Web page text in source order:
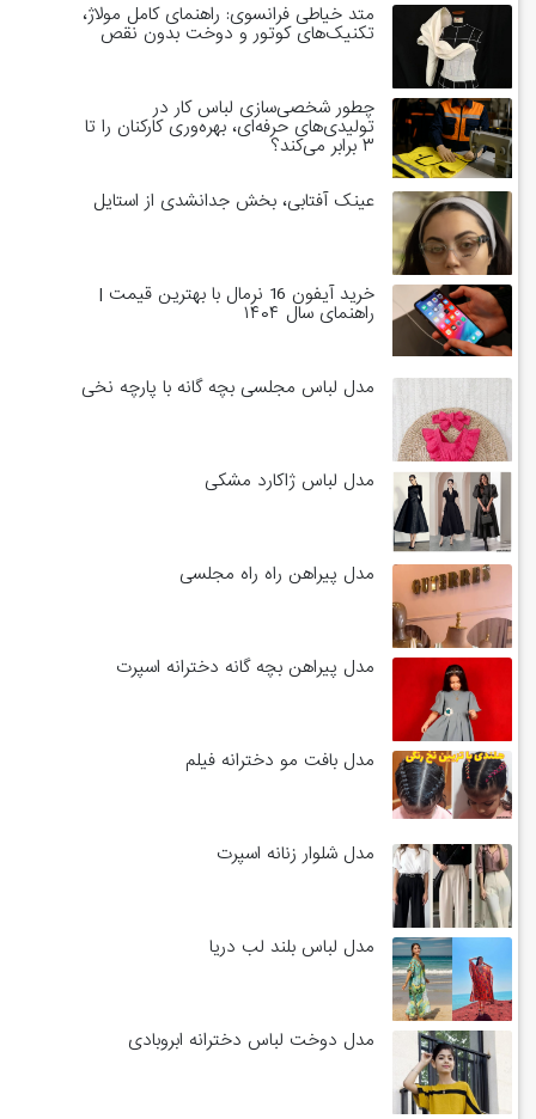
متد خیاطی فرانسوی: راهنمای کامل مولاژ،
تکنیک‌های کوتور و دوخت بدون نقص
چطور شخصی‌سازی لباس کار در
تولیدی‌های حرفه‌ای، بهره‌وری کارکنان را تا
۳ برابر می‌کند؟
عینک آفتابی، بخش جدانشدی از استایل
خرید آیفون 16 نرمال با بهترین قیمت |
راهنمای سال ۱۴۰۴
مدل لباس مجلسی بچه گانه با پارچه نخی
مدل لباس ژاکارد مشکی
مدل پیراهن راه راه مجلسی
مدل پیراهن بچه گانه دخترانه اسپرت
مدل بافت مو دخترانه فیلم
مدل شلوار زنانه اسپرت
مدل لباس بلند لب دریا
مدل دوخت لباس دخترانه ابروبادی